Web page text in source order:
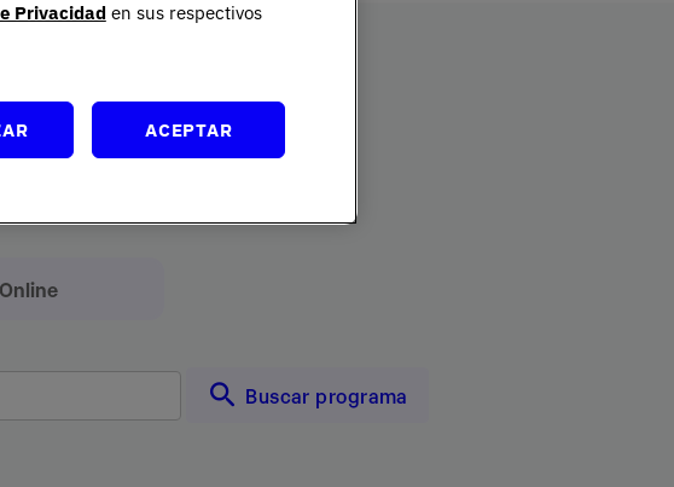
Online
Privacidad en sus respectivos
ACEPTAR